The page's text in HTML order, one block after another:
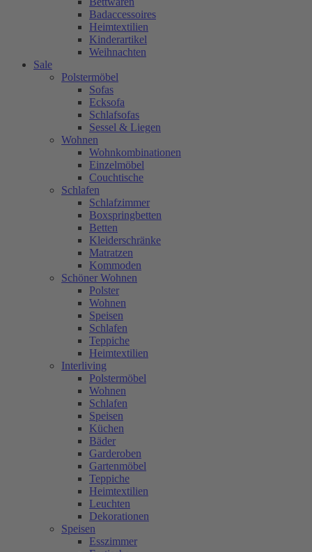
Badaccessoires
Heimtextilien
Kinderartikel
Weihnachten
Sale
Polstermöbel
Sofas
Ecksofa
Schlafsofas
Sessel & Liegen
Wohnen
Wohnkombinationen
Einzelmöbel
Couchtische
Schlafen
Schlafzimmer
Boxspringbetten
Betten
Kleiderschränke
Matratzen
Kommoden
Schöner Wohnen
Polster
Wohnen
Speisen
Schlafen
Teppiche
Heimtextilien
Interliving
Polstermöbel
Wohnen
Schlafen
Speisen
Küchen
Bäder
Garderoben
Gartenmöbel
Teppiche
Heimtextilien
Leuchten
Dekorationen
Speisen
Esszimmer